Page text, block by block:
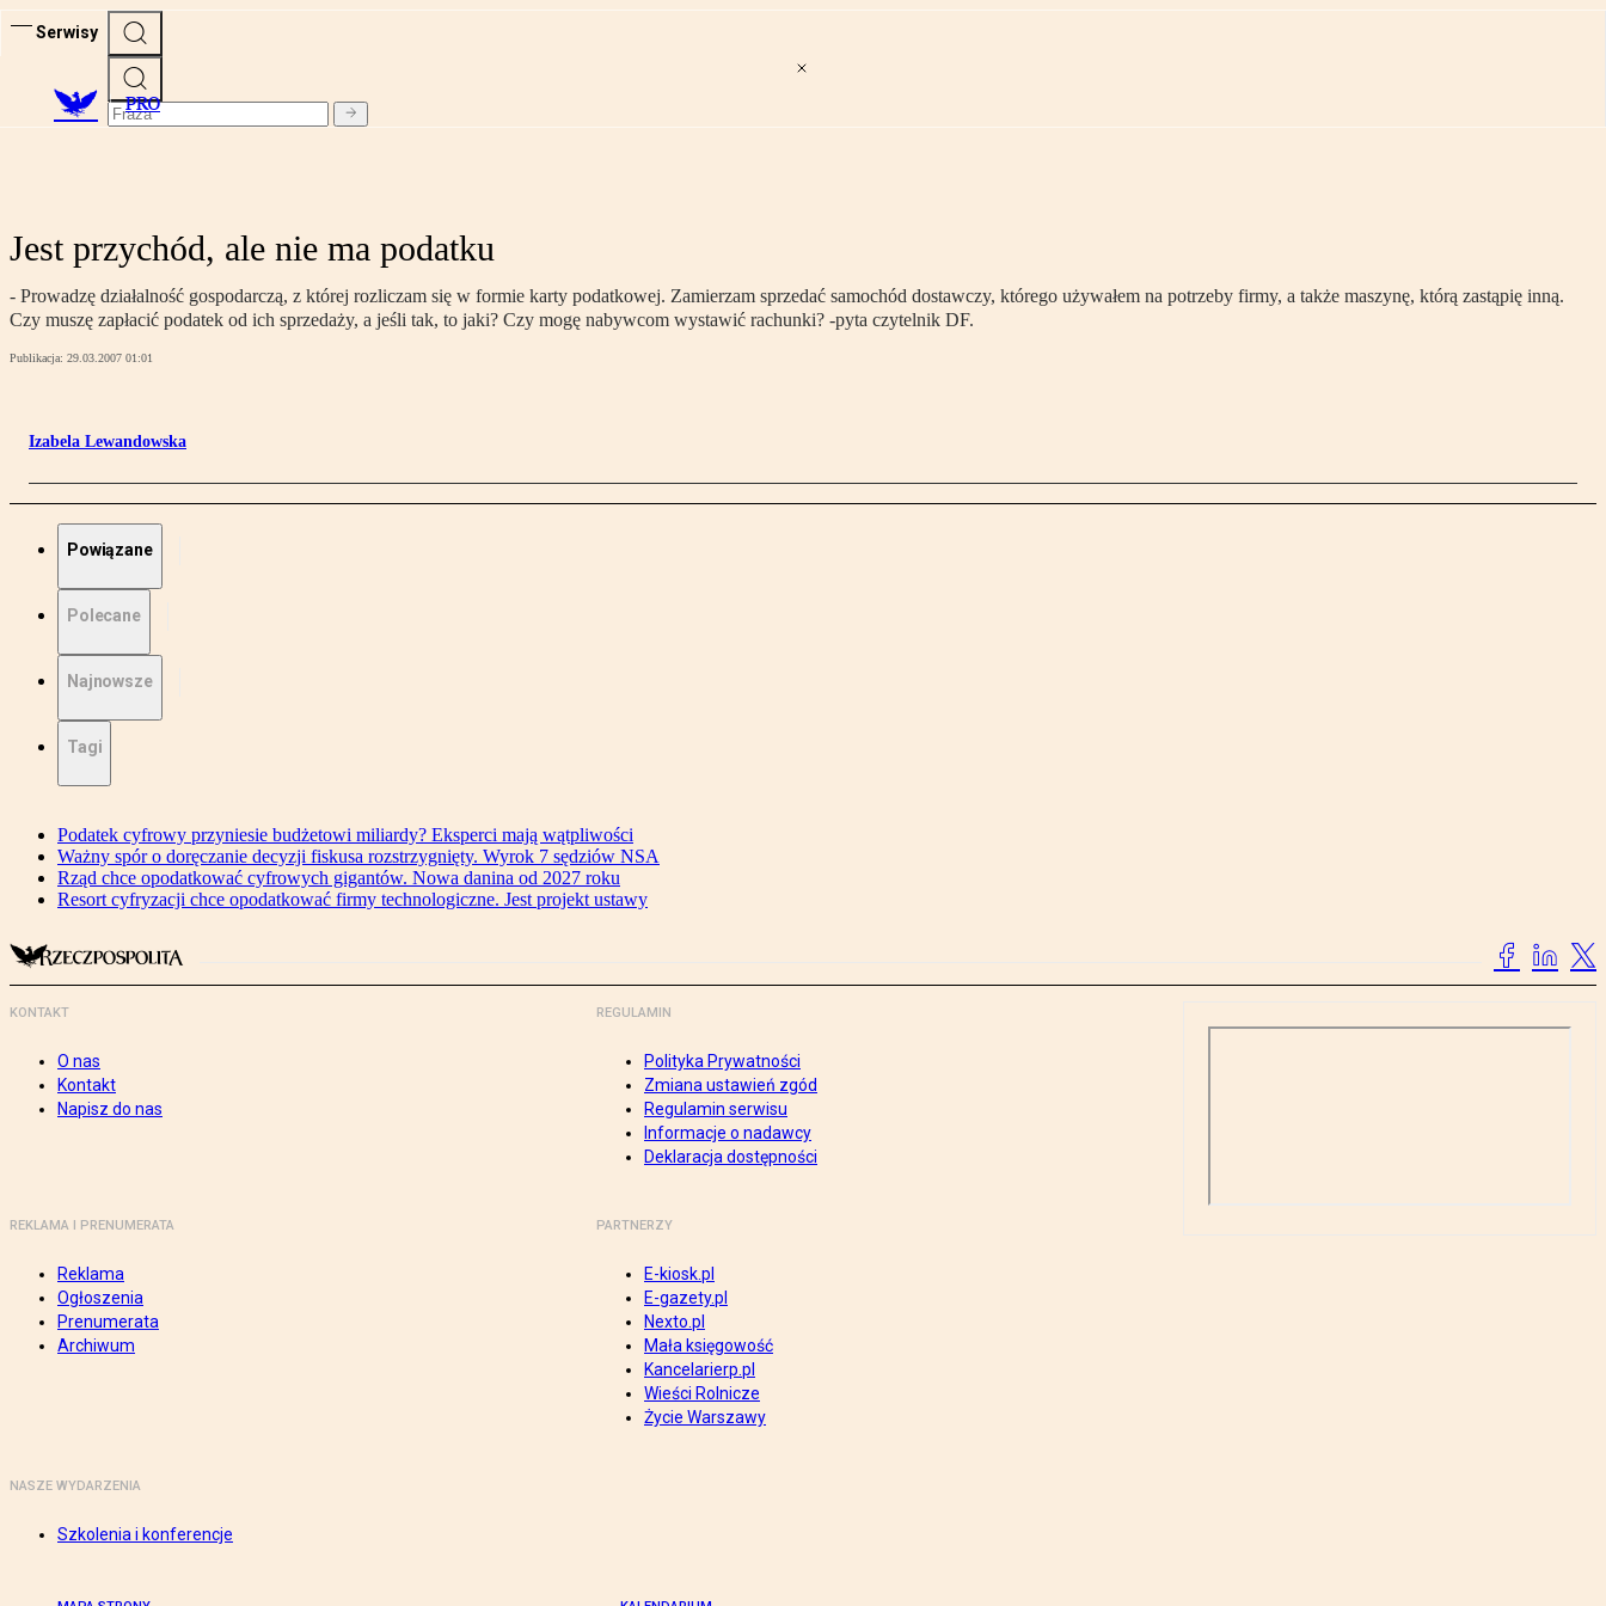
Serwisy
PRO
Jest przychód, ale nie ma podatku
- Prowadzę działalność gospodarczą, z której rozliczam się w formie karty podatkowej. Zamierzam sprzedać samochód dostawczy, którego używałem na potrzeby firmy, a także maszynę, którą zastąpię inną.
Czy muszę zapłacić podatek od ich sprzedaży, a jeśli tak, to jaki? Czy mogę nabywcom wystawić rachunki? -pyta czytelnik DF.
Publikacja: 29.03.2007 01:01
Izabela Lewandowska
Powiązane
Polecane
Najnowsze
Tagi
Podatek cyfrowy przyniesie budżetowi miliardy? Eksperci mają wątpliwości
Ważny spór o doręczanie decyzji fiskusa rozstrzygnięty. Wyrok 7 sędziów NSA
Rząd chce opodatkować cyfrowych gigantów. Nowa danina od 2027 roku
Resort cyfryzacji chce opodatkować firmy technologiczne. Jest projekt ustawy
KONTAKT
O nas
Kontakt
Napisz do nas
REGULAMIN
Polityka Prywatności
Zmiana ustawień zgód
Regulamin serwisu
Informacje o nadawcy
Deklaracja dostępności
REKLAMA I PRENUMERATA
Reklama
Ogłoszenia
Prenumerata
Archiwum
PARTNERZY
E-kiosk.pl
E-gazety.pl
Nexto.pl
Mała księgowość
Kancelarierp.pl
Wieści Rolnicze
Życie Warszawy
NASZE WYDARZENIA
Szkolenia i konferencje